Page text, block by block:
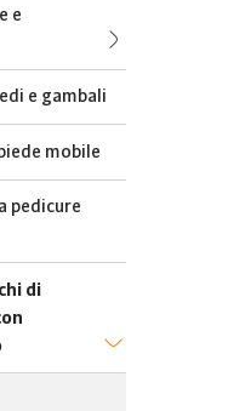
e
e gambali
mobile
pedicure
di